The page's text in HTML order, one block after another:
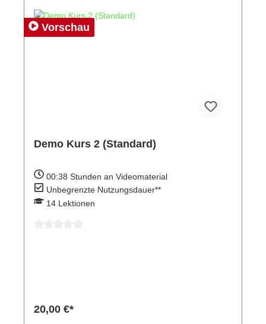
Vorschau
Demo Kurs 2 (Standard)
00:38 Stunden an Videomaterial
Unbegrenzte Nutzungsdauer**
14Lektionen
20,00 €*